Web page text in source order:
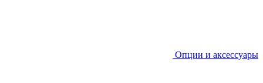
Опции и аксессуары